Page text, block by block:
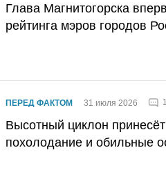
Глава Магнитогорска
рейтинга мэров городов
ПЕРЕД ФАКТОМ 31 июля 2026 1
Высотный циклон
похолодание и обильные